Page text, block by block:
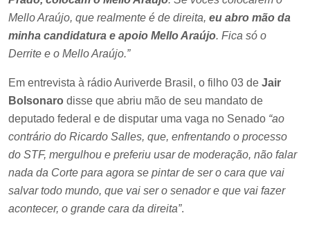
Mello Araújo, que realmente é de direita, eu abro mão da
minha candidatura e apoio Mello Araújo. Fica só o
Derrite e o Mello Araújo.”
Em entrevista à rádio Auriverde Brasil, o filho 03 de Jair
Bolsonaro disse que abriu mão de seu mandato de
deputado federal e de disputar uma vaga no Senado “ao
contrário do Ricardo Salles, que, enfrentando o processo
do STF, mergulhou e preferiu usar de moderação, não falar
nada da Corte para agora se pintar de ser o cara que vai
salvar todo mundo, que vai ser o senador e que vai fazer
acontecer, o grande cara da direita”.